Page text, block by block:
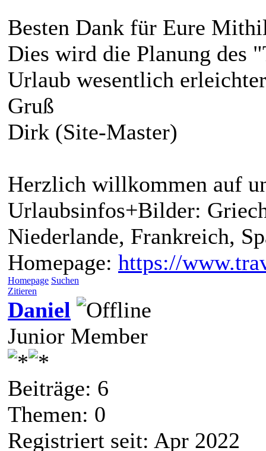
Besten Dank für Eure
Dies wird die Planung des
Urlaub wesentlich
Gruß
Dirk (Site-Master)
Herzlich willkommen auf
Urlaubsinfos+Bilder:
Niederlande, Frankreich,
Homepage: https://
Homepage Suchen
Zitieren
Daniel
Junior Member
Beiträge: 6
Themen: 0
Registriert seit: Apr 2022